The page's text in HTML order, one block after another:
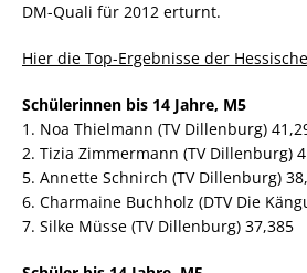
DM-Quali für 2012 erturnt.
Hier die Top-Ergebnisse der
Schülerinnen bis 14 Jahre, M5
1. Noa Thielmann (TV Dillenburg)
2. Tizia Zimmermann (TV Dillenburg)
5. Annette Schnirch (TV Dillenburg)
6. Charmaine Buchholz (DTV Die
7. Silke Müsse (TV Dillenburg) 37,385